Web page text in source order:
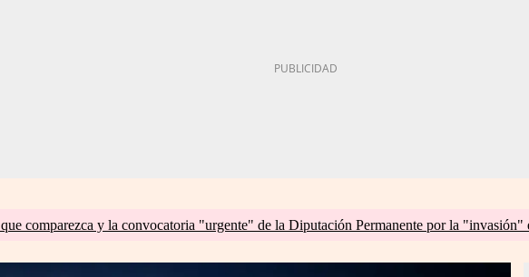
comparezca y la convocatoria "urgente" de la Diputación Permanente por la "invasión"